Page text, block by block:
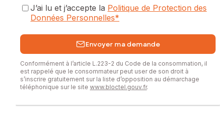
J’ai lu et j’accepte la Politique de Protection des
Données Personnelles*
Envoyer ma demande
Conformément à l’article L.223-2 du Code de la consommation, il
est rappelé que le consommateur peut user de son droit à
s’inscrire gratuitement sur la liste d’opposition au démarchage
téléphonique sur le site www.bloctel.gouv.fr.